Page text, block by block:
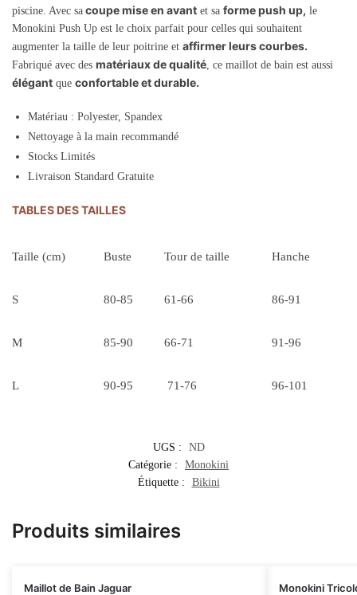
piscine. Avec sa coupe mise en avant et sa forme push up, le
Monokini Push Up est le choix parfait pour celles qui souhaitent
augmenter la taille de leur poitrine et affirmer leurs courbes.
Fabriqué avec des matériaux de qualité, ce maillot de bain est aussi
élégant que confortable et durable.
Matériau : Polyester, Spandex
Nettoyage à la main recommandé
Stocks Limités
Livraison Standard Gratuite
TABLES DES TAILLES
Taille (cm) Buste Tour de taille Hanche
S 80-85 61-66 86-91
M 85-90 66-71 91-96
L 90-95 71-76 96-101
UGS :
ND
Catégorie :
Monokini
Étiquette :
Bikini
Produits similaires
Maillot de Bain Jaguar Monokini